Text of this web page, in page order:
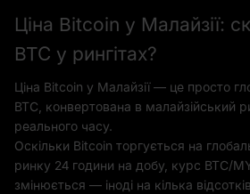
Ціна Bitcoin у Малайзії:
BTC у рингітах?
Ціна Bitcoin у Малайзії — це просто
BTC, конвертована в малайзійський
реального часу.
Оскільки Bitcoin торгується на
ринку 24 години на добу, курс BTC/
змінюється — іноді на кілька